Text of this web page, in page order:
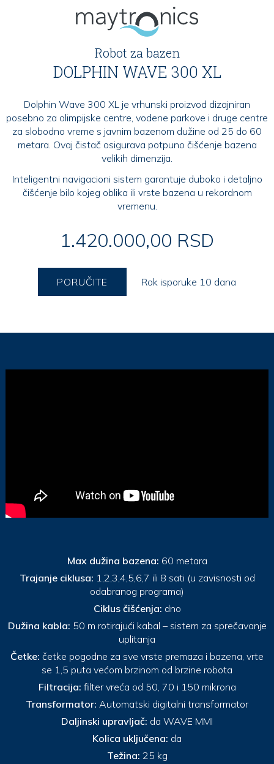
Robot za bazen
DOLPHIN WAVE 300 XL
Dolphin Wave 300 XL je vrhunski proizvod dizajniran
posebno za olimpijske centre, vodene parkove i druge centre
za slobodno vreme s javnim bazenom dužine od 25 do 60
metara. Ovaj čistač osigurava potpuno čišćenje bazena
velikih dimenzija.
Inteligentni navigacioni sistem garantuje duboko i detaljno
čišćenje bilo kojeg oblika ili vrste bazena u rekordnom
vremenu.
1.420.000,00 RSD
PORUČITE Rok isporuke 10 dana
Max dužina bazena: 60 metara
Trajanje ciklusa: 1,2,3,4,5,6,7 ili 8 sati (u zavisnosti od
odabranog programa)
Ciklus čišćenja: dno
Dužina kabla: 50 m rotirajući kabal – sistem za sprečavanje
uplitanja
Četke: četke pogodne za sve vrste premaza i bazena, vrte
se 1,5 puta većom brzinom od brzine robota
Filtracija: filter vreća od 50, 70 i 150 mikrona
Transformator: Automatski digitalni transformator
Daljinski upravljač: da WAVE MMI
Kolica uključena: da
Težina: 25 kg